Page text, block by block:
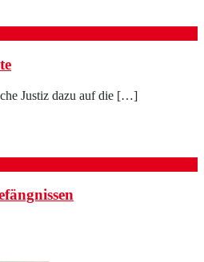
Justiz dazu auf die […]